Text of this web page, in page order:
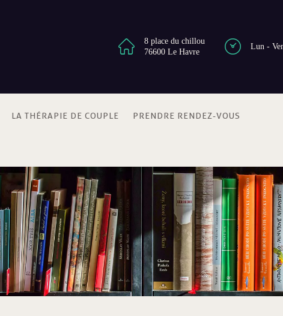
8 place du chillou
76600 Le Havre
Lun -
LA THÉRAPIE DE COUPLE PRENDRE RENDEZ-VOUS